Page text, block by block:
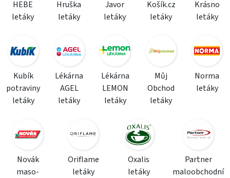
HEBE
letáky
Hruška
letáky
Javor
letáky
Košík.cz
letáky
Krásno
letáky
Kubík
potraviny
letáky
Lékárna
AGEL
letáky
Lékárna
LEMON
letáky
Můj
Obchod
letáky
Norma
letáky
Novák
maso-
Oriflame
letáky
Oxalis
letáky
Partner
maloobchodní